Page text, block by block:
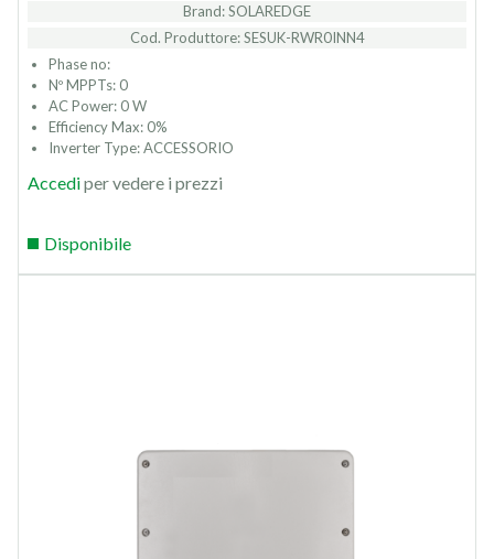
Brand: SOLAREDGE
Cod. Produttore: SESUK-RWR0INN4
Phase no:
Nº MPPTs: 0
AC Power: 0 W
Efficiency Max: 0%
Inverter Type: ACCESSORIO
Accediper vedere i prezzi
Disponibile